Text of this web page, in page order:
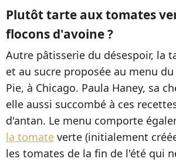
Plutôt tarte aux tomates
flocons d'avoine ?
Autre pâtisserie du désespoir, la
et au sucre proposée au menu
Pie, à Chicago. Paula Haney, sa
elle aussi succombé à ces
d'antan. Le menu comporte
la tomate verte (initialement
les tomates de la fin de l'été qui